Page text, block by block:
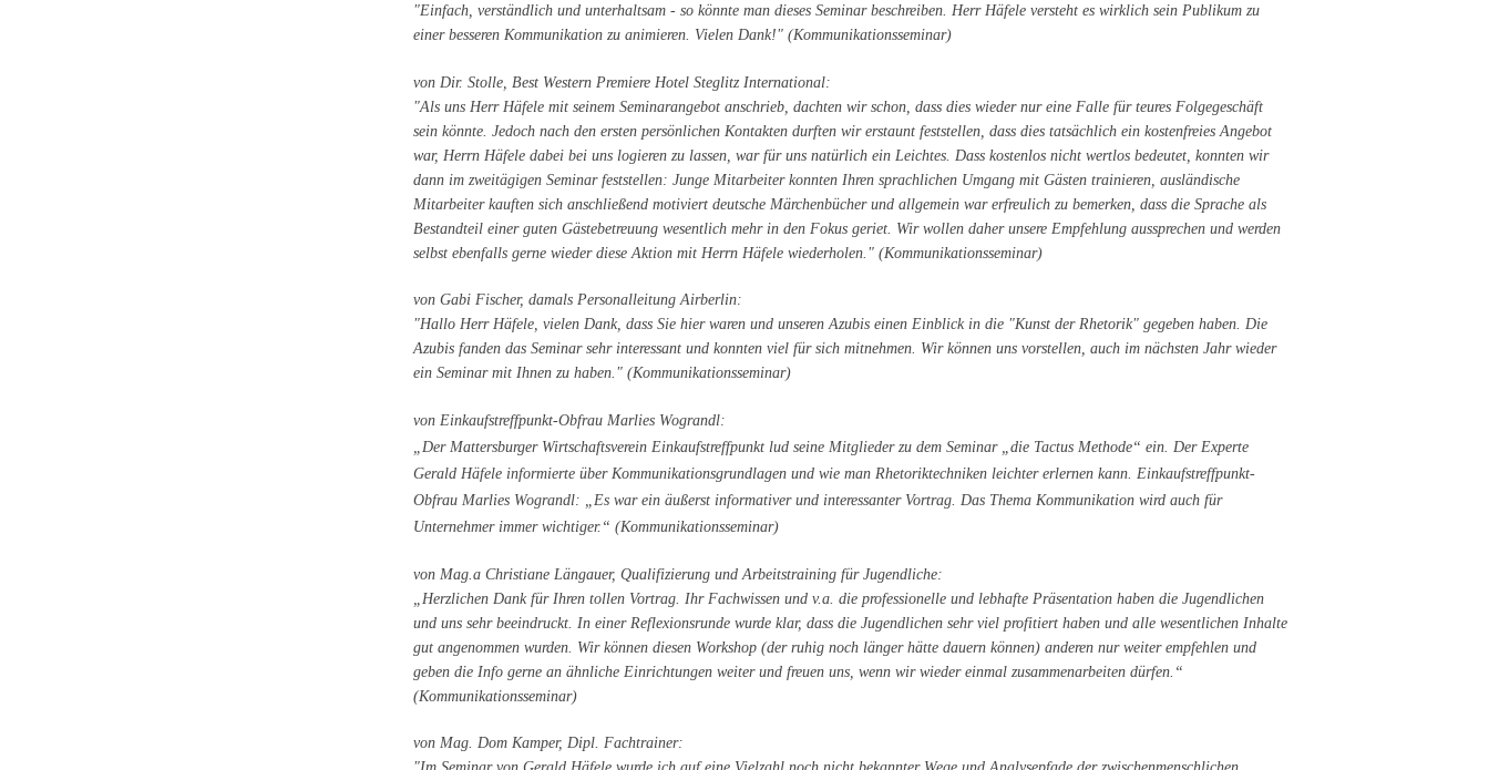
"Einfach, verständlich und unterhaltsam - so könnte man dieses Seminar beschreiben. Herr Häfele versteht es wirklich sein Publikum zu
einer besseren Kommunikation zu animieren. Vielen Dank!" (Kommunikationsseminar)
von Dir. Stolle, Best Western Premiere Hotel Steglitz International:
"Als uns Herr Häfele mit seinem Seminarangebot anschrieb, dachten wir schon, dass dies wieder nur eine Falle für teures Folgegeschäft
sein könnte. Jedoch nach den ersten persönlichen Kontakten durften wir erstaunt feststellen, dass dies tatsächlich ein kostenfreies Angebot
war, Herrn Häfele dabei bei uns logieren zu lassen, war für uns natürlich ein Leichtes. Dass kostenlos nicht wertlos bedeutet, konnten wir
dann im zweitägigen Seminar feststellen: Junge Mitarbeiter konnten Ihren sprachlichen Umgang mit Gästen trainieren, ausländische
Mitarbeiter kauften sich anschließend motiviert deutsche Märchenbücher und allgemein war erfreulich zu bemerken, dass die Sprache als
Bestandteil einer guten Gästebetreuung wesentlich mehr in den Fokus geriet. Wir wollen daher unsere Empfehlung aussprechen und werden
selbst ebenfalls gerne wieder diese Aktion mit Herrn Häfele wiederholen." (Kommunikationsseminar)
von Gabi Fischer, damals Personalleitung Airberlin:
"Hallo Herr Häfele, vielen Dank, dass Sie hier waren und unseren Azubis einen Einblick in die "Kunst der Rhetorik" gegeben haben. Die
Azubis fanden das Seminar sehr interessant und konnten viel für sich mitnehmen. Wir können uns vorstellen, auch im nächsten Jahr wieder
ein Seminar mit Ihnen zu haben." (Kommunikationsseminar)
von Einkaufstreffpunkt-Obfrau Marlies Wograndl:
„Der Mattersburger Wirtschaftsverein Einkaufstreffpunkt lud seine Mitglieder zu dem Seminar „die Tactus Methode“ ein. Der Experte
Gerald Häfele informierte über Kommunikationsgrundlagen und wie man Rhetoriktechniken leichter erlernen kann. Einkaufstreffpunkt-
Obfrau Marlies Wograndl: „Es war ein äußerst informativer und interessanter Vortrag. Das Thema Kommunikation wird auch für
Unternehmer immer wichtiger.“ (Kommunikationsseminar)
von Mag.a Christiane Längauer, Qualifizierung und Arbeitstraining für Jugendliche:
„Herzlichen Dank für Ihren tollen Vortrag. Ihr Fachwissen und v.a. die professionelle und lebhafte Präsentation haben die Jugendlichen
und uns sehr beeindruckt. In einer Reflexionsrunde wurde klar, dass die Jugendlichen sehr viel profitiert haben und alle wesentlichen Inhalte
gut angenommen wurden. Wir können diesen Workshop (der ruhig noch länger hätte dauern können) anderen nur weiter empfehlen und
geben die Info gerne an ähnliche Einrichtungen weiter und freuen uns, wenn wir wieder einmal zusammenarbeiten dürfen.“
(Kommunikationsseminar)
von Mag. Dom Kamper, Dipl. Fachtrainer: